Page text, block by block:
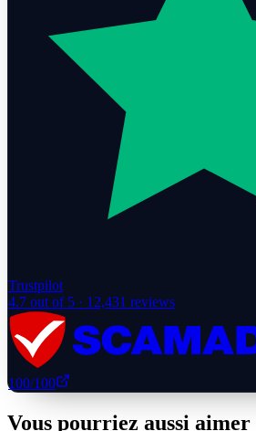
Trustpilot
4.7 out of 5 · 12,431 reviews
100/100
Vous pourriez aussi aimer